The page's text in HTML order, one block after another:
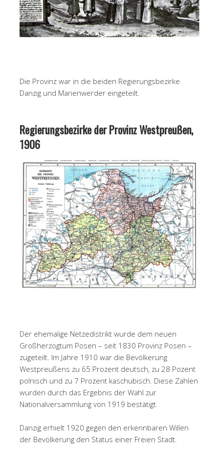
Die Provinz war in die beiden Regierungsbezirke
Danzig und Marienwerder eingeteilt.
Regierungsbezirke der Provinz Westpreußen,
1906
Der ehemalige Netzedistrikt wurde dem neuen
Großherzogtum Posen – seit 1830 Provinz Posen –
zugeteilt. Im Jahre 1910 war die Bevölkerung
Westpreußens zu 65 Prozent deutsch, zu 28 Pozent
polnisch und zu 7 Prozent kaschubisch. Diese Zahlen
wurden durch das Ergebnis der Wahl zur
Nationalversammlung von 1919 bestätigt.
Danzig erhielt 1920 gegen den erkennbaren Willen
der Bevölkerung den Status einer Freien Stadt.